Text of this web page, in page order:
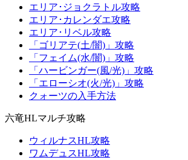
エリア･ジョクラトル攻略
エリア･カレンダエ攻略
エリア･リベル攻略
「ゴリアテ(土/闇)」攻略
「フェイム(水/闇)」攻略
「ハービンガー(風/光)」攻略
「エローシオ(火/光)」攻略
クォーツの入手方法
六竜HLマルチ攻略
ウィルナスHL攻略
ワムデュスHL攻略